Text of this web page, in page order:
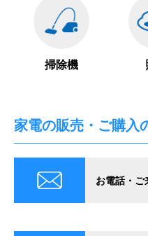
掃除機
家電の販売・ご購入
お電話・